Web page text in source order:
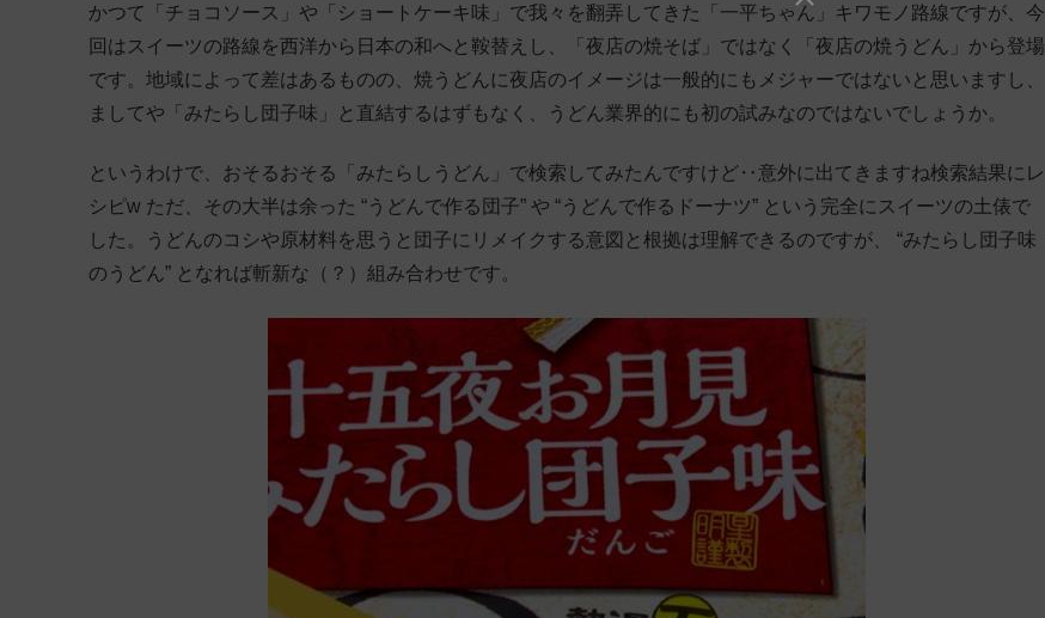
かつて「チョコソース」や「ショートケーキ味」で我々を翻弄してきた「一平ちゃん」キワモノ路線ですが、今
回はスイーツの路線を西洋から日本の和へと鞍替えし、「夜店の焼そば」ではなく「夜店の焼うどん」から登場
です。地域によって差はあるものの、焼うどんに夜店のイメージは一般的にもメジャーではないと思いますし、
ましてや「みたらし団子味」と直結するはずもなく、うどん業界的にも初の試みなのではないでしょうか。
というわけで、おそるおそる「みたらしうどん」で検索してみたんですけど‥意外に出てきますね検索結果にレ
シピw ただ、その大半は余った “うどんで作る団子” や “うどんで作るドーナツ” という完全にスイーツの土俵で
した。うどんのコシや原材料を思うと団子にリメイクする意図と根拠は理解できるのですが、 “みたらし団子味
のうどん” となれば斬新な（？）組み合わせです。